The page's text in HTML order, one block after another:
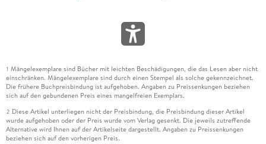
1 Mängelexemplare sind Bücher mit leichten Beschädigungen, die das Lesen aber nicht
einschränken. Mängelexemplare sind durch einen Stempel als solche gekennzeichnet.
Die frühere Buchpreisbindung ist aufgehoben. Angaben zu Preissenkungen beziehen
sich auf den gebundenen Preis eines mangelfreien Exemplars.
2 Diese Artikel unterliegen nicht der Preisbindung, die Preisbindung dieser Artikel
wurde aufgehoben oder der Preis wurde vom Verlag gesenkt. Die jeweils zutreffende
Alternative wird Ihnen auf der Artikelseite dargestellt. Angaben zu Preissenkungen
beziehen sich auf den vorherigen Preis.